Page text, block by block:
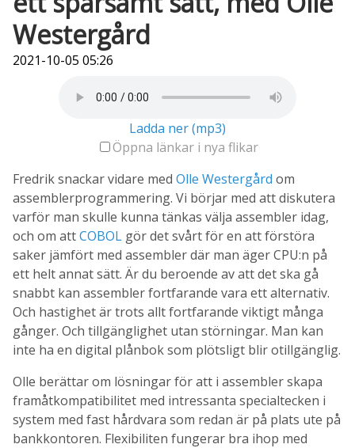
Westergård
2021-10-05 05:26
Ladda ner (mp3)
Öppna länkar i nya flikar
Fredrik snackar vidare med Olle Westergård om
assemblerprogrammering. Vi börjar med att diskutera
varför man skulle kunna tänkas välja assembler idag,
och om attCOBOL gör det svårt för en att förstöra
saker jämfört med assembler där man äger CPU:n på
ett helt annat sätt. Är du beroende av att det ska gå
snabbt kan assembler fortfarande vara ett alternativ.
Och hastighet är trots allt fortfarande viktigt många
gånger. Och tillgänglighet utan störningar. Man kan
inte ha en digital plånbok som plötsligt blir otillgänglig.
Olle berättar om lösningar för att i assembler skapa
framåtkompatibilitet med intressanta specialtecken i
system med fast hårdvara som redan är på plats ute på
bankkontoren. Flexibiliten fungerar bra ihop med